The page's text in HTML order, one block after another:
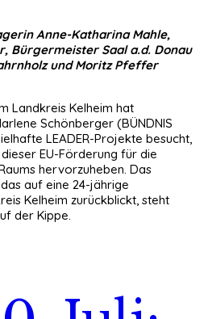
Anne-Katharina Mahle,
Bürgermeister Saal a.d. Donau
und Moritz Pfeffer
Landkreis Kelheim hat
Schönberger (BÜNDNIS
LEADER-Projekte besucht,
EU-Förderung für die
hervorzuheben. Das
auf eine 24-jährige
Kelheim zurückblickt, steht
der Kippe.